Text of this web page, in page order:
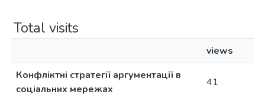
Total visits
views
Конфліктні стратегії аргументації в
соціальних мережах
41